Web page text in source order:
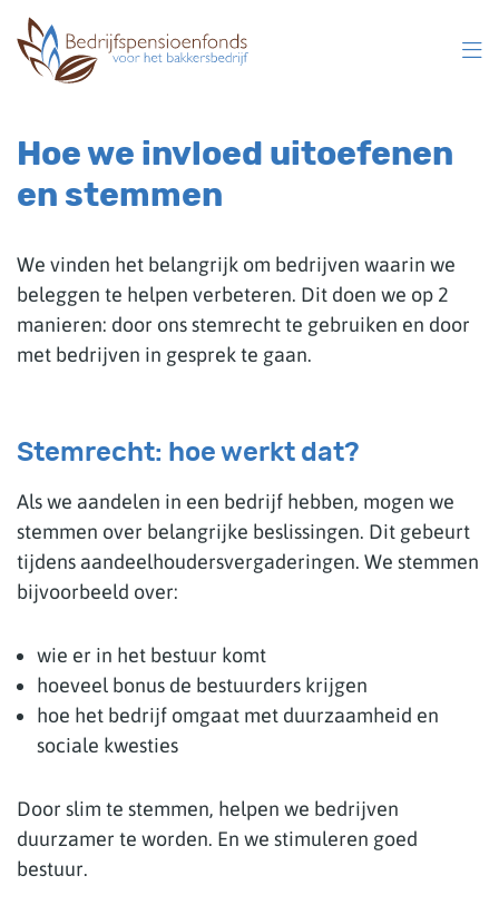
naar
inhoud
Hoe we invloed uitoefenen
en stemmen
We vinden het belangrijk om bedrijven waarin we
beleggen te helpen verbeteren. Dit doen we op 2
manieren: door ons stemrecht te gebruiken en door
met bedrijven in gesprek te gaan.
Stemrecht: hoe werkt dat?
Als we aandelen in een bedrijf hebben, mogen we
stemmen over belangrijke beslissingen. Dit gebeurt
tijdens aandeelhoudersvergaderingen. We stemmen
bijvoorbeeld over:
wie er in het bestuur komt
hoeveel bonus de bestuurders krijgen
hoe het bedrijf omgaat met duurzaamheid en
sociale kwesties
Door slim te stemmen, helpen we bedrijven
duurzamer te worden. En we stimuleren goed
bestuur​.